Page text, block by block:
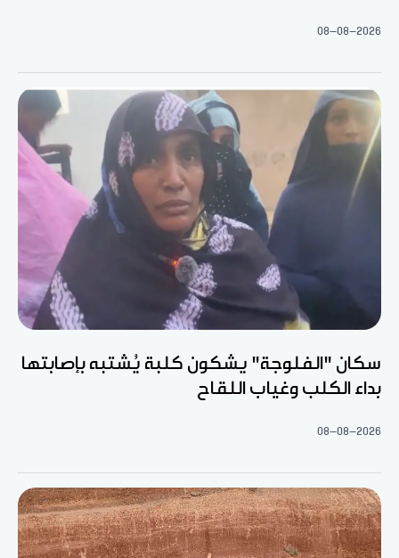
08-08-2026
سكان "الفلوجة" يشكون كلبة يُشتبه بإصابتها
بداء الكلب وغياب اللقاح
08-08-2026